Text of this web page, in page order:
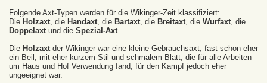
Folgende Axt-Typen werden für die Wikinger-Zeit klassifiziert:
Die Holzaxt , die Handaxt , die Bartaxt , die Breitaxt , die Wurfaxt , die
Doppelaxt und die Spezial-Axt
Die Holzaxt der Wikinger war eine kleine Gebrauchsaxt, fast schon eher
ein Beil, mit eher kurzem Stil und schmalem Blatt, die für alle Arbeiten
um Haus und Hof Verwendung fand, für den Kampf jedoch eher
ungeeignet war.